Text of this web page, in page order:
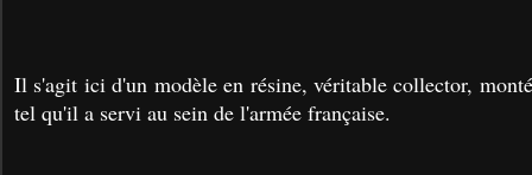
Il s'agit ici d'un modèle en résine, véritable collector,
tel qu'il a servi au sein de l'armée française.